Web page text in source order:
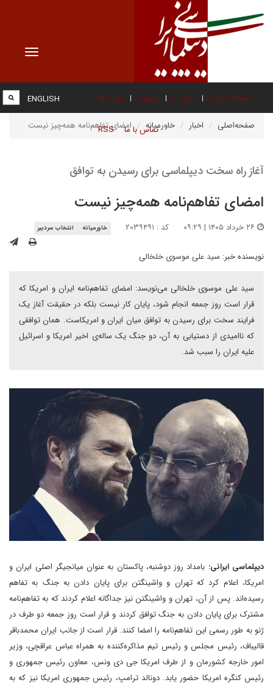
Toggle
صفحه نخست درباره ما عضویت پیوند ها
تماس با ما RSS
ENGLISH
صفحه‌اصلی اخبار خاورمیانه امضای تفاهم‌نامه همه‌چیز نیست
آغاز راه سخت دیپلماسی برای رسیدن به توافق
امضای تفاهم‌نامه همه‌چیز نیست
کد : ۲۰۳۹۴۹۱ خاورمیانه انتخاب سردبیر
نویسنده خبر: سید علی موسوی خلخالی
سید علی موسوی خلخالی می‌نویسد: امضای تفاهم‌نامه ایران و امریکا که
قرار است روز جمعه انجام شود، پایان کار نیست بلکه در حقیقت آغاز یک
فرایند سخت برای رسیدن به توافق میان ایران و امریکاست. همان توافقی
که ناامیدی از دستیابی به آن، دو جنگ یک ساله‌ی اخیر امریکا و اسرائیل
علیه ایران را سبب شد.
دیپلماسی ایرانی: بامداد روز دوشنبه، پاکستان به عنوان میانجیگر اصلی ایران و
امریکا، اعلام کرد که تهران و واشینگتن برای پایان دادن به جنگ به تفاهم
رسیده‌اند. پس از آن، تهران و واشینگتن نیز جداگانه اعلام کردند که به تفاهم‌نامه
مشترک برای پایان دادن به جنگ توافق کردند و قرار است روز جمعه دو طرف در
ژنو به طور رسمی این تفاهم‌نامه را امضا کنند. قرار است از جانب ایران محمدباقر
قالیباف، رئیس مجلس و رئیس تیم مذاکره‌کننده به همراه عباس عراقچی، وزیر
امور خارجه کشورمان و از طرف امریکا جی دی ونس، معاون رئیس جمهوری و
رئیس کنگره امریکا حضور یابد. دونالد ترامپ، رئیس جمهوری امریکا نیز که به